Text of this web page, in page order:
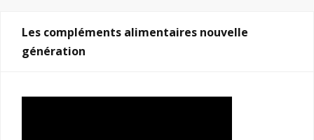
Les compléments alimentaires nouvelle
génération